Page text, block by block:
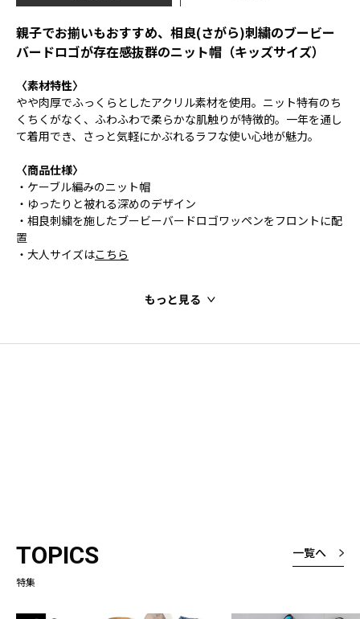
親子でお揃いもおすすめ、相良(さがら)刺繍のブービー
バードロゴが存在感抜群のニット帽（キッズサイズ）
〈素材特性〉
やや肉厚でふっくらとしたアクリル素材を使用。ニット特有のち
くちくがなく、ふわふわで柔らかな肌触りが特徴的。一年を通し
て着用でき、さっと気軽にかぶれるラフな使い心地が魅力。
〈商品仕様〉
・ケーブル編みのニット帽
・ゆったりと被れる深めのデザイン
・相良刺繍を施したブービーバードロゴワッペンをフロントに配
置
・大人サイズはこちら
もっと見る
TOPICS
特集
一覧へ